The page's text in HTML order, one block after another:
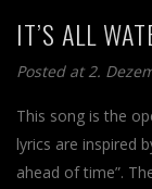
IT’S ALL
Posted at 2.
This song is the
lyrics are inspired
ahead of time”.